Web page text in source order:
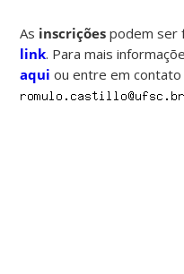
As inscrições podem ser
link. Para mais
aqui ou entre em contato